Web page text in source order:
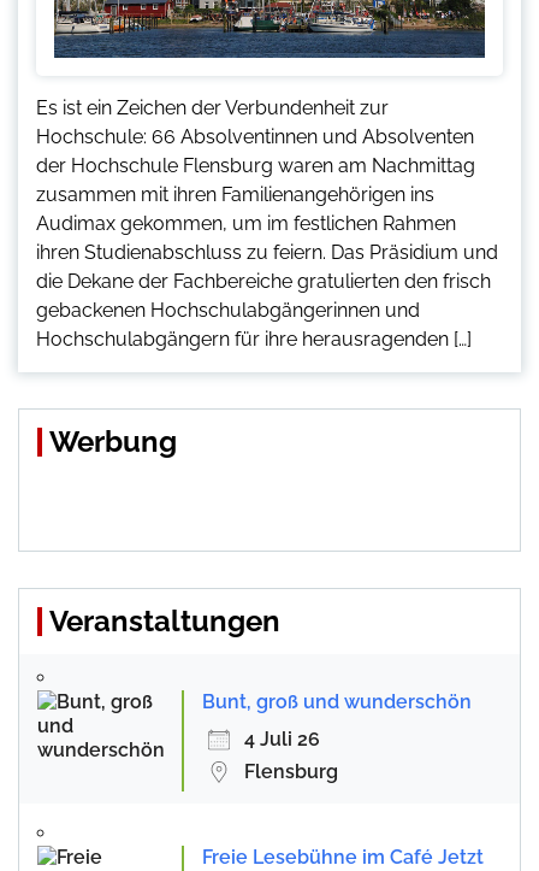
Es ist ein Zeichen der Verbundenheit zur
Hochschule: 66 Absolventinnen und Absolventen
der Hochschule Flensburg waren am Nachmittag
zusammen mit ihren Familienangehörigen ins
Audimax gekommen, um im festlichen Rahmen
ihren Studienabschluss zu feiern. Das Präsidium und
die Dekane der Fachbereiche gratulierten den frisch
gebackenen Hochschulabgängerinnen und
Hochschulabgängern für ihre herausragenden […]
Werbung
Veranstaltungen
Bunt, groß und wunderschön
4 Juli 26
Flensburg
Freie Lesebühne im Café Jetzt